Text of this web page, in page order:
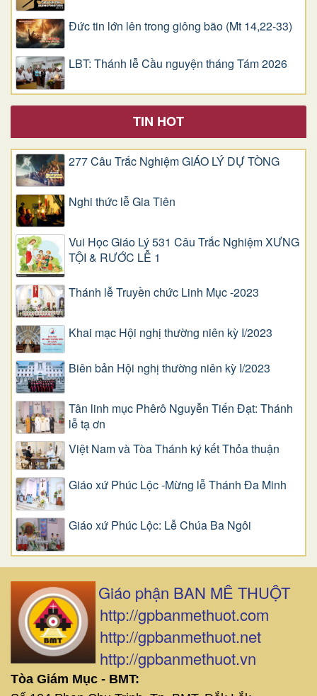
Đức tin lớn lên trong giông bão (Mt 14,22-33)
LBT: Thánh lễ Cầu nguyện tháng Tám 2026
TIN HOT
277 Câu Trắc Nghiệm GIÁO LÝ DỰ TÒNG
Nghi thức lễ Gia Tiên
Vui Học Giáo Lý 531 Câu Trắc Nghiệm XƯNG
TỘI & RƯỚC LỄ 1
Thánh lễ Truyền chức Linh Mục -2023
Khai mạc Hội nghị thường niên kỳ I/2023
Biên bản Hội nghị thường niên kỳ I/2023
Tân linh mục Phêrô Nguyễn Tiến Đạt: Thánh
lễ tạ ơn
Việt Nam và Tòa Thánh ký kết Thỏa thuận
Giáo xứ Phúc Lộc -Mừng lễ Thánh Đa Minh
Giáo xứ Phúc Lộc: Lễ Chúa Ba Ngôi
Giáo phận BAN MÊ THUỘT
http://gpbanmethuot.com
http://gpbanmethuot.net
http://gpbanmethuot.vn
Tòa Giám Mục - BMT: